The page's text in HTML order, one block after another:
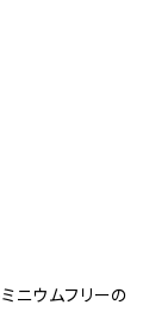
ニウムフリーの